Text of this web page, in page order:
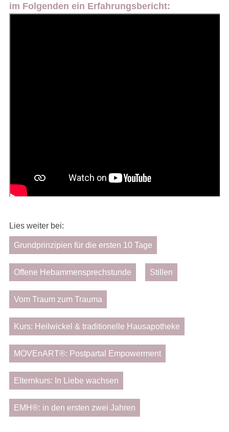
im Folgenden ein Erfahrungsbericht:
Lies weiter bei:
Grundprinzipien für die ersten 10 Tage
Offene Hebammensprechstunde Stillen
Vom Traum zum Trauma
Kurs: Heilwickel & traditionelle Hausapotheke
MOVEnART®: Postpartal Empowerment
Elternkurs: In Liebe wachsen
EMH®: in den ersten zwei Jahren